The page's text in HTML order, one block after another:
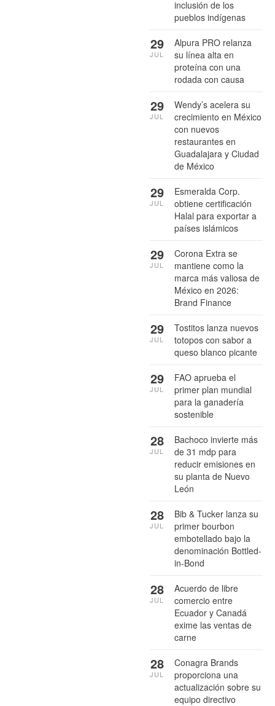
inclusión de los
pueblos indígenas
Alpura PRO relanza
su línea alta en
proteína con una
rodada con causa
29
JUL
Wendy’s acelera su
crecimiento en México
con nuevos
restaurantes en
Guadalajara y Ciudad
de México
29
JUL
Esmeralda Corp.
obtiene certificación
Halal para exportar a
países islámicos
29
JUL
Corona Extra se
mantiene como la
marca más valiosa de
México en 2026:
Brand Finance
29
JUL
Tostitos lanza nuevos
totopos con sabor a
queso blanco picante
29
JUL
FAO aprueba el
primer plan mundial
para la ganadería
sostenible
29
JUL
Bachoco invierte más
de 31 mdp para
reducir emisiones en
su planta de Nuevo
León
28
JUL
Bib & Tucker lanza su
primer bourbon
embotellado bajo la
denominación Bottled-
in-Bond
28
JUL
Acuerdo de libre
comercio entre
Ecuador y Canadá
exime las ventas de
carne
28
JUL
Conagra Brands
proporciona una
actualización sobre su
equipo directivo
28
JUL